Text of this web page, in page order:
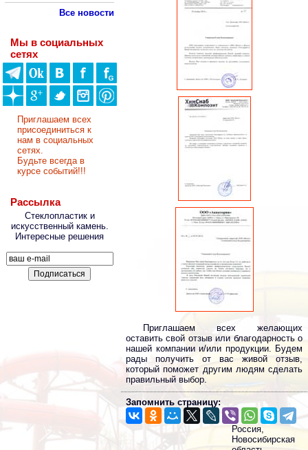
Все новости
Мы в социальных
сетях
Приглашаем всех
присоединиться к
нам в социальных
сетях.
Будьте всегда в
курсе событий!!!
Рассылка
Стеклопластик и
искусственный камень.
Интересные решения
Приглашаем всех желающих
оставить свой отзыв или благодарность о
нашей компании и/или продукции. Будем
рады получить от вас живой отзыв,
который поможет другим людям сделать
правильный выбор.
Запомнить страницу:
Россия,
Новосибирская